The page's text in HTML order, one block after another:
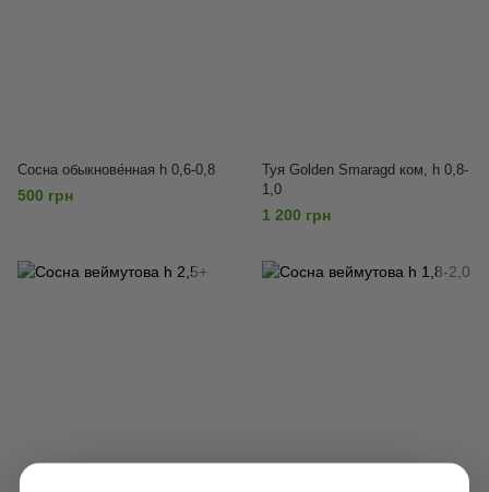
Сосна обыкнове́нная h 0,6-0,8
500 грн
Туя Golden Smaragd ком, h 0,8-
1,0
1 200 грн